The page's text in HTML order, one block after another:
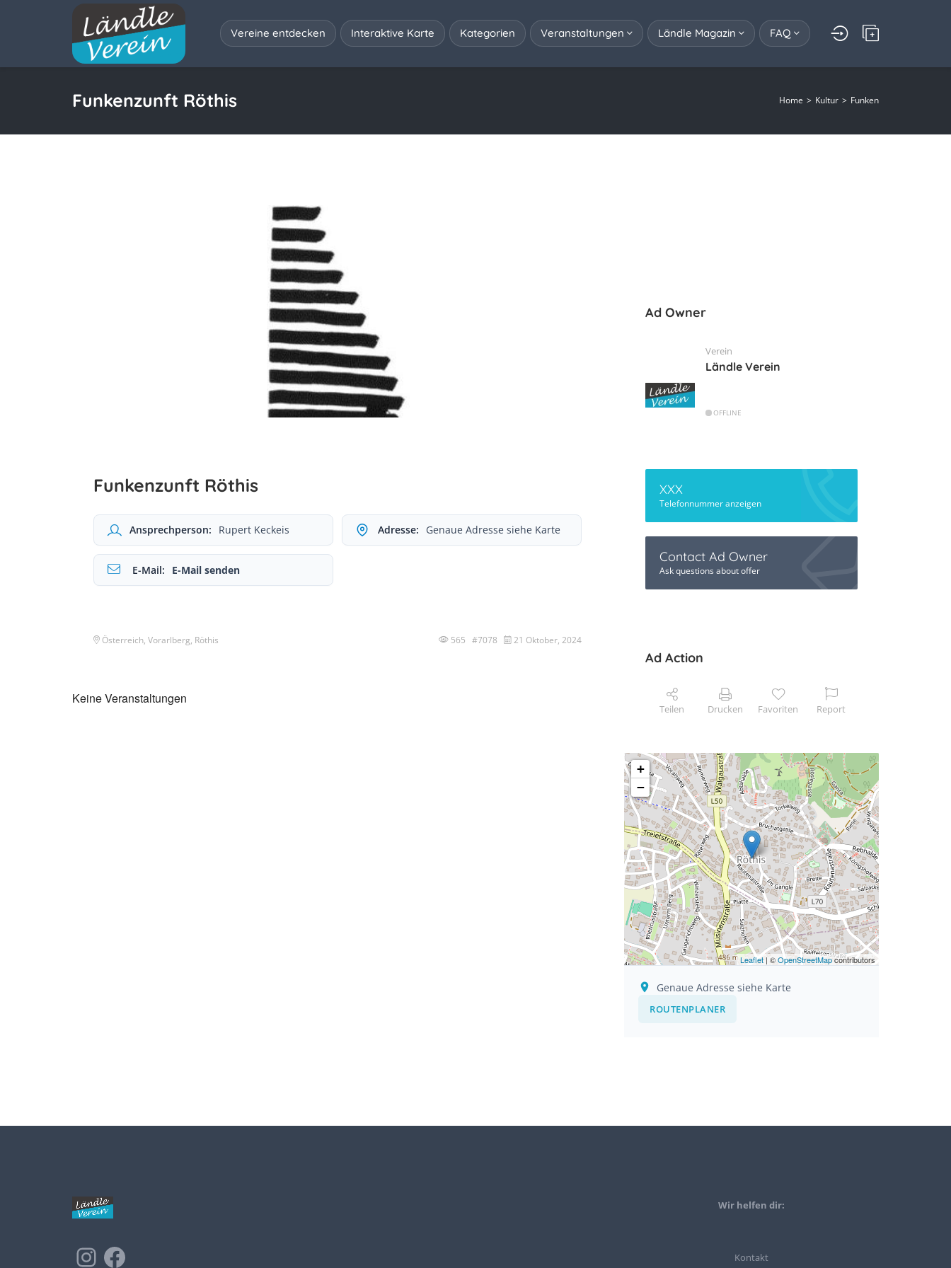
Vereine entdecken Interaktive Karte Kategorien Veranstaltungen Ländle Magazin FAQ
Funkenzunft Röthis Home Kultur Funken
Funkenzunft Röthis
Ansprechperson: Rupert Keckeis Adresse: Genaue Adresse siehe Karte
E-Mail: E-Mail senden
Österreich, Vorarlberg, Röthis 565 #7078 21 Oktober, 2024
Keine Veranstaltungen
Ad Owner
Verein
Ländle Verein
OFFLINE
XXX
Telefonnummer anzeigen
Contact Ad Owner
Ask questions about offer
Ad Action
Teilen Drucken Favoriten Report
+
−
Leaflet | ©OpenStreetMapcontributors
Genaue Adresse siehe Karte
ROUTENPLANER
Wir helfen dir:
Kontakt